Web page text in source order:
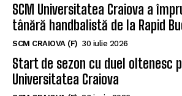
SCM Universitatea Craiova a
tânără handbalistă de la Rapid
SCM CRAIOVA (F) 30 iulie 2026
Start de sezon cu duel oltenesc
Universitatea Craiova